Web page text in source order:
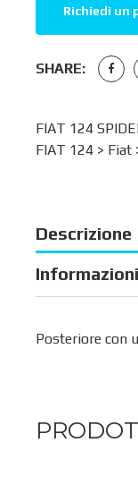
Richiedi un
SHARE:
FIAT 124
FIAT 124 > Fiat
Descrizione
Posteriore con